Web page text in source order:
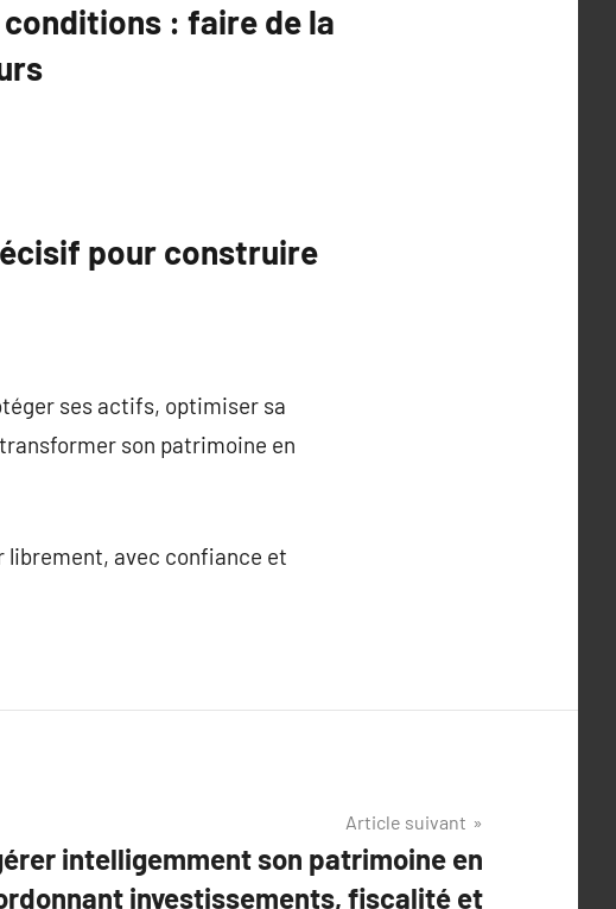
: faire de la
pour construire
ses actifs, optimiser sa
son patrimoine en
librement, avec confiance et
Article suivant
intelligemment son patrimoine en
investissements, fiscalité et